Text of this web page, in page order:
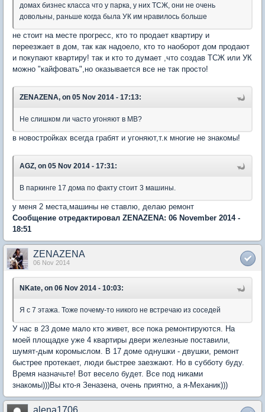
домах бизнес класса что у парка, у них ТСЖ, они не очень
довольны, раньше когда была УК им нравилось больше
не стоит на месте прогресс, кто то продает квартиру и
переезжает в дом, так как надоело, кто то наоборот дом продают
и покупают квартиру! так и кто то думает ,что создав ТСЖ или УК
можно "кайфовать",но оказывается все не так просто!
ZENAZENA, on 05 Nov 2014 - 17:13:
Не слишком ли часто угоняют в МВ?
в новостройках всегда грабят и угоняют,т.к многие не знакомы!
AGZ, on 05 Nov 2014 - 17:31:
В паркинге 17 дома по факту стоит 3 машины.
у меня 2 места,машины не ставлю, делаю ремонт
Сообщение отредактировал ZENAZENA: 06 November 2014 -
18:51
ZENAZENA
06 Nov 2014
NKate, on 06 Nov 2014 - 10:03:
Я с 7 этажа. Тоже почему-то никого не встречаю из соседей
У нас в 23 доме мало кто живет, все пока ремонтируются. На
моей площадке уже 4 квартиры двери железные поставили,
шумят-дым коромыслом. В 17 доме однушки - двушки, ремонт
быстрее протекает, люди быстрее заезжают. Но в субботу буду.
Время назначьте! Вот весело будет. Все под никами
знакомы)))Вы кто-я Зеназена, очень приятно, а я-Механик)))
alena1706